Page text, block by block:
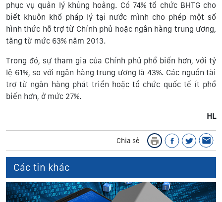
phục vụ quản lý khủng hoảng. Có 74% tổ chức BHTG cho
biết khuôn khổ pháp lý tại nước mình cho phép một số
hình thức hỗ trợ từ Chính phủ hoặc ngân hàng trung ương,
tăng từ mức 63% năm 2013.
Trong đó, sự tham gia của Chính phủ phổ biến hơn, với tỷ
lệ 61%, so với ngân hàng trung ương là 43%. Các nguồn tài
trợ từ ngân hàng phát triển hoặc tổ chức quốc tế ít phổ
biến hơn, ở mức 27%.
HL
Chia sẻ
Các tin khác